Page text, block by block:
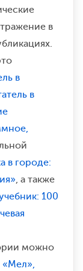
в
в
в
в городе:
, а также
100
можно
«Мел»,